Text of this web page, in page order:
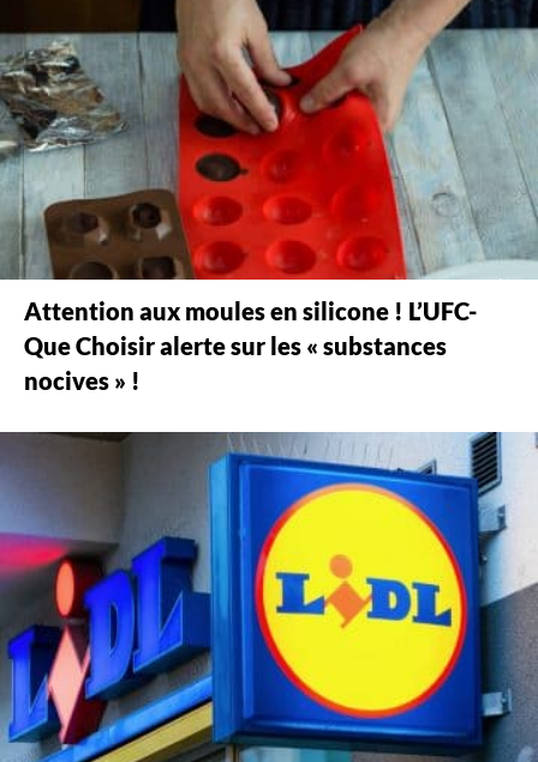
Attention aux moules en silicone ! L’UFC-
Que Choisir alerte sur les « substances
nocives » !